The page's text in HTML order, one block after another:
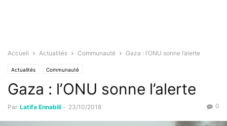
Accueil Actualités Communauté Gaza : l’ONU sonne l’alerte
Actualités Communauté
Gaza : l’ONU sonne l’alerte
Par Latifa Ennabili - 23/10/2018 0